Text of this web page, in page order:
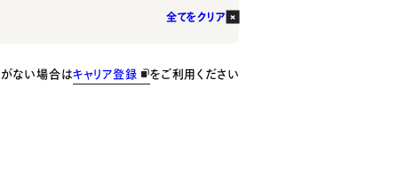
全てをクリア
ない場合はキャリア登録 をご利用ください